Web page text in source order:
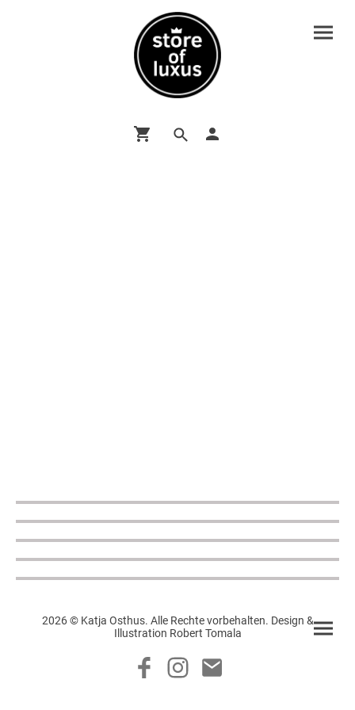
2026 © Katja Osthus. Alle Rechte vorbehalten. Design &
Illustration Robert Tomala